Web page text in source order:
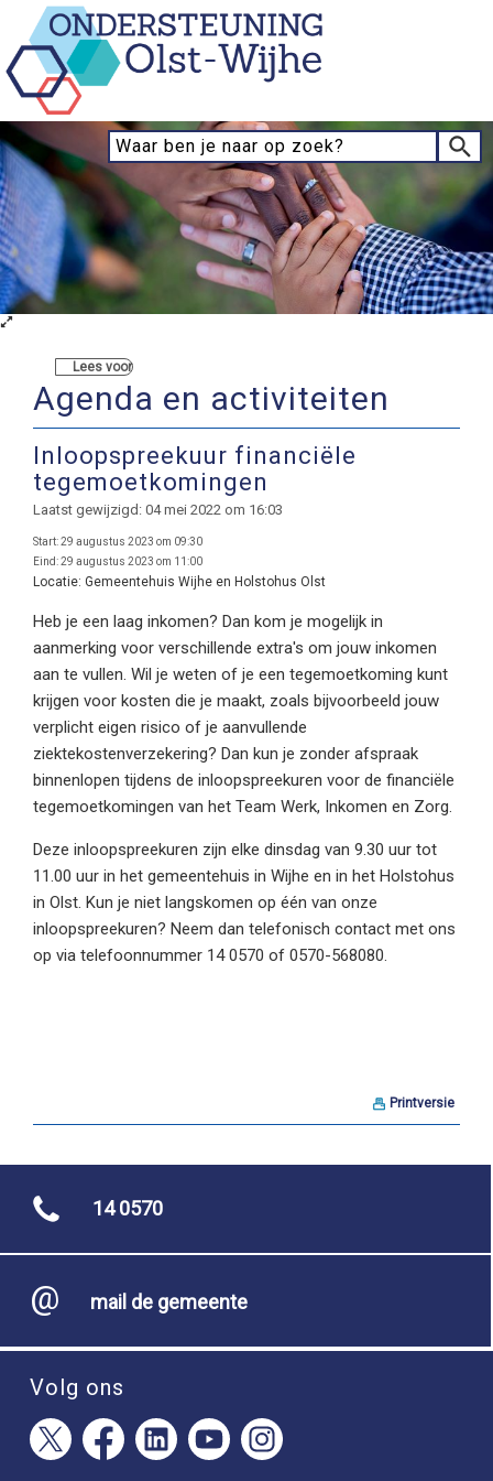
Lees voor
Agenda en activiteiten
Inloopspreekuur financiële
tegemoetkomingen
Laatst gewijzigd: 04 mei 2022 om 16:03
Start:29 augustus 2023 om 09:30
Eind:29 augustus 2023 om 11:00
Locatie: Gemeentehuis Wijhe en Holstohus Olst
Heb je een laag inkomen? Dan kom je mogelijk in
aanmerking voor verschillende extra's om jouw inkomen
aan te vullen. Wil je weten of je een tegemoetkoming kunt
krijgen voor kosten die je maakt, zoals bijvoorbeeld jouw
verplicht eigen risico of je aanvullende
ziektekostenverzekering? Dan kun je zonder afspraak
binnenlopen tijdens de inloopspreekuren voor de financiële
tegemoetkomingen van het Team Werk, Inkomen en Zorg.
Deze inloopspreekuren zijn elke dinsdag van 9.30 uur tot
11.00 uur in het gemeentehuis in Wijhe en in het Holstohus
in Olst. Kun je niet langskomen op één van onze
inloopspreekuren? Neem dan telefonisch contact met ons
op via telefoonnummer 14 0570 of 0570-568080.
Printversie
14 0570
mail de gemeente
Volg ons